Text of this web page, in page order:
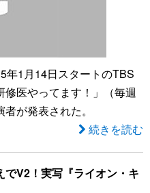
年1月14日スタートのTBS
医やってます！」（毎週
が発表された。
続きを読む
でV2！実写『ライオン・キ